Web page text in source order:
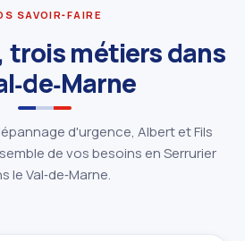
SAVOIR‑FAIRE
trois métiers dans
d'urgence, Albert et Fils
de vos besoins en Serrurier
le Val‑de‑Marne.